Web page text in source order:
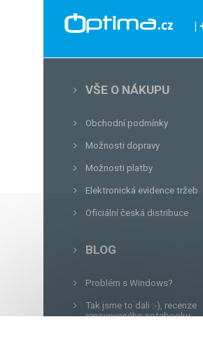
|
VŠE O NÁKUPU
Obchodní podmínky
Možnosti dopravy
Možnosti platby
Elektronická evidence tržeb
Oficiální česká distribuce
BLOG
Problém s Windows?
Tak jsme to dali :-), recenze
renovovaného notebooku.